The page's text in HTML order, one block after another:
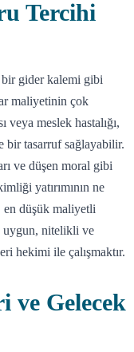
Tercihi
gider kalemi gibi
maliyetinin çok
meslek hastalığı,
bir tasarruf sağlayabilir.
ve düşen moral gibi
yatırımının ne
en düşük maliyetli
uygun, nitelikli ve
hekimi ile çalışmaktır.
ve Gelecek